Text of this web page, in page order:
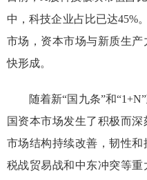
中，科技企业占比已达45%
市场， 资本市场与新质生产
快形成。
随着新“国九条”和“1+N”
国资本市场发生了积极而
市场结构持续改善，韧性和
税战贸易战和中东冲突等重